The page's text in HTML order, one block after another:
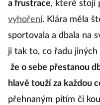
a frustrace, které stojí
vyhoření. Klára měla
sportovala a dbala na
ji tak to, co řadu jiných
že o sebe přestanou
hlavě touží za každou
přehnaným pitím či